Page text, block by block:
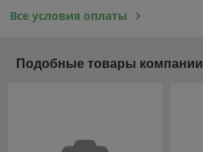
Все условия оплаты
Подобные товары компании